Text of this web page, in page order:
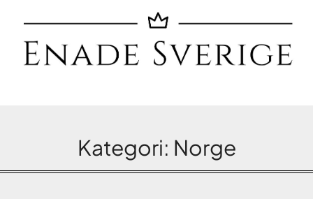
Kategori: Norge